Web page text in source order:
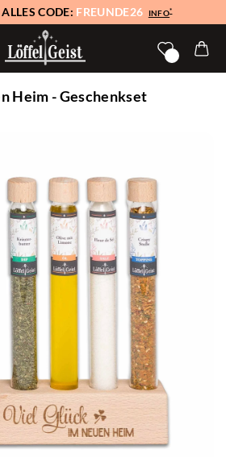
CODE: FREUNDE26 INFO*
Heim - Geschenkset